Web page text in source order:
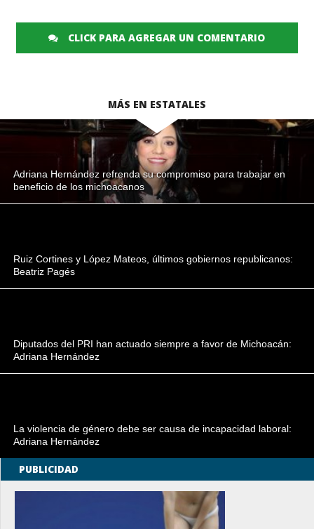
CLICK PARA AGREGAR UN COMENTARIO
MÁS EN ESTATALES
Adriana Hernández refrenda su compromiso para trabajar en
beneficio de los michoacanos
Ruiz Cortines y López Mateos, últimos gobiernos republicanos:
Beatriz Pagés
Diputados del PRI han actuado siempre a favor de Michoacán:
Adriana Hernández
La violencia de género debe ser causa de incapacidad laboral:
Adriana Hernández
PUBLICIDAD